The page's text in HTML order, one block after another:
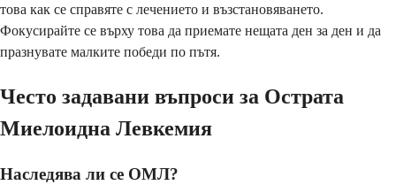
това как се справяте с лечението и възстановяването.
Фокусирайте се върху това да приемате нещата ден за ден и да
празнувате малките победи по пътя.
Често задавани въпроси за Острата
Миелоидна Левкемия
Наследява ли се ОМЛ?